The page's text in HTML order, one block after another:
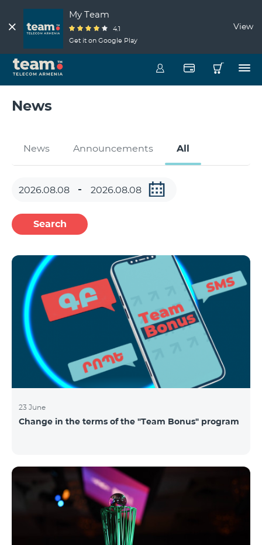
My Team
4.1
Get it on Google Play
View
News
News Announcements All
Search
23 June
Change in the terms of the "Team Bonus" program